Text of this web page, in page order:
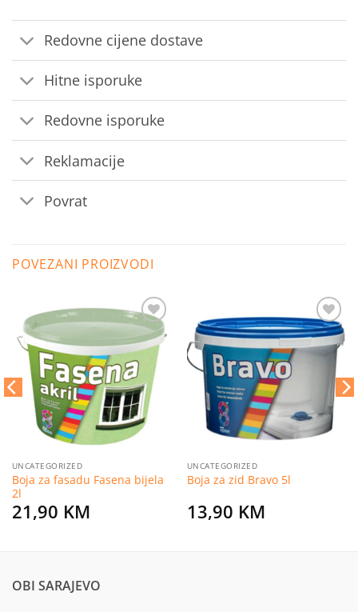
Redovne cijene dostave
Hitne isporuke
Redovne isporuke
Reklamacije
Povrat
POVEZANI PROIZVODI
Dodaj
na
listu
želja
UNCATEGORIZED
Boja za fasadu Fasena bijela
2l
21,90 KM
Dodaj
na
UNCATEGORIZED
Boja za zid Bravo 5l
13,90 KM
OBI SARAJEVO